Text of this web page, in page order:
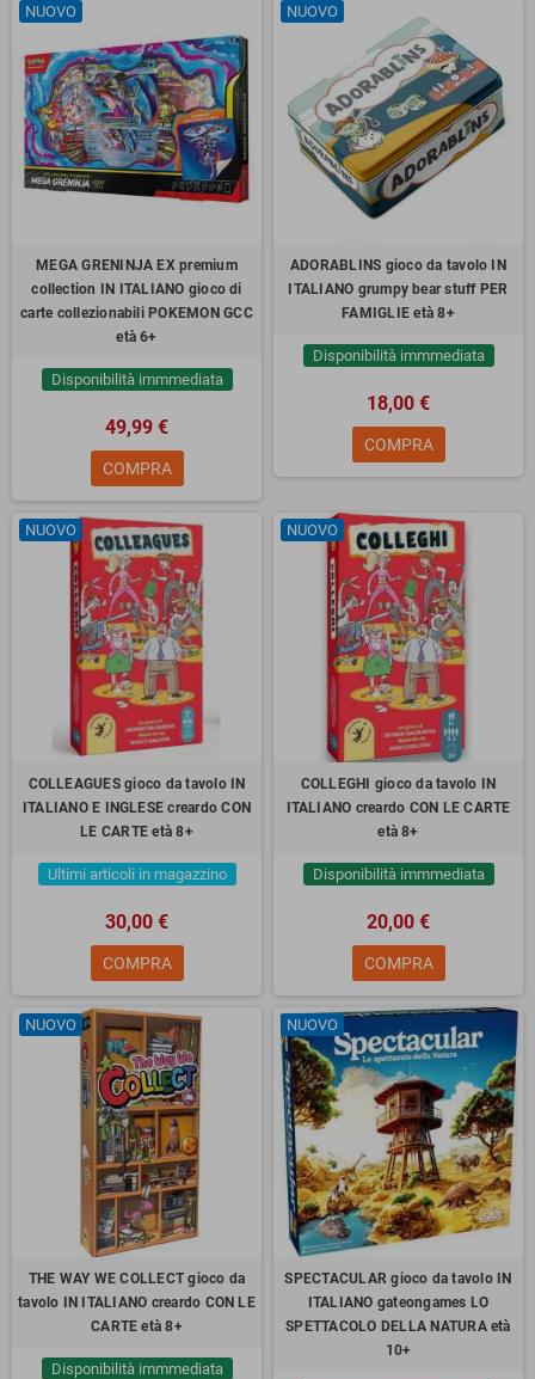
NUOVO
MEGA GRENINJA EX premium
collection IN ITALIANO gioco di
carte collezionabili POKEMON GCC
età 6+
Disponibilità immmediata
49,99 €
COMPRA
NUOVO
ADORABLINS gioco da tavolo IN
ITALIANO grumpy bear stuff PER
FAMIGLIE età 8+
Disponibilità immmediata
18,00 €
COMPRA
NUOVO
COLLEAGUES gioco da tavolo IN
ITALIANO E INGLESE creardo CON
LE CARTE età 8+
Ultimi articoli in magazzino
30,00 €
COMPRA
NUOVO
COLLEGHI gioco da tavolo IN
ITALIANO creardo CON LE CARTE
età 8+
Disponibilità immmediata
20,00 €
COMPRA
NUOVO
THE WAY WE COLLECT gioco da
tavolo IN ITALIANO creardo CON LE
CARTE età 8+
Disponibilità immmediata
NUOVO
SPECTACULAR gioco da tavolo IN
ITALIANO gateongames LO
SPETTACOLO DELLA NATURA età
10+